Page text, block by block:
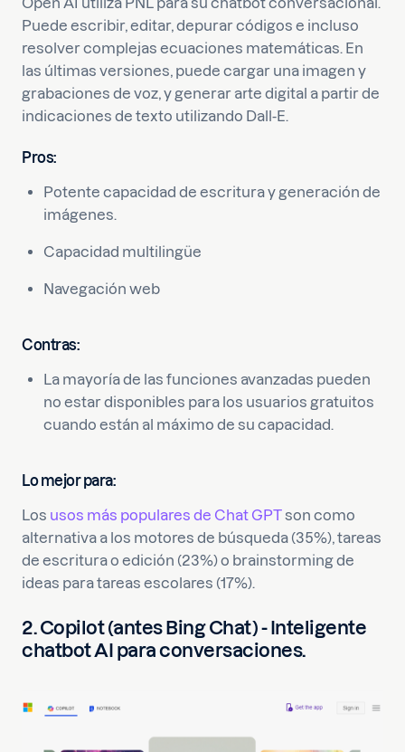
Puede escribir, editar, depurar códigos e incluso
resolver complejas ecuaciones matemáticas. En
las últimas versiones, puede cargar una imagen y
grabaciones de voz, y generar arte digital a partir de
indicaciones de texto utilizando Dall-E.
Pros:
Potente capacidad de escritura y generación de
imágenes.
Capacidad multilingüe
Navegación web
Contras:
La mayoría de las funciones avanzadas pueden
no estar disponibles para los usuarios gratuitos
cuando están al máximo de su capacidad.
Lo mejor para:
Los usos más populares de Chat GPTson como
alternativa a los motores de búsqueda (35%), tareas
de escritura o edición (23%) o brainstorming de
ideas para tareas escolares (17%).
2. Copilot (antes Bing Chat) - Inteligente
chatbot AI para conversaciones.